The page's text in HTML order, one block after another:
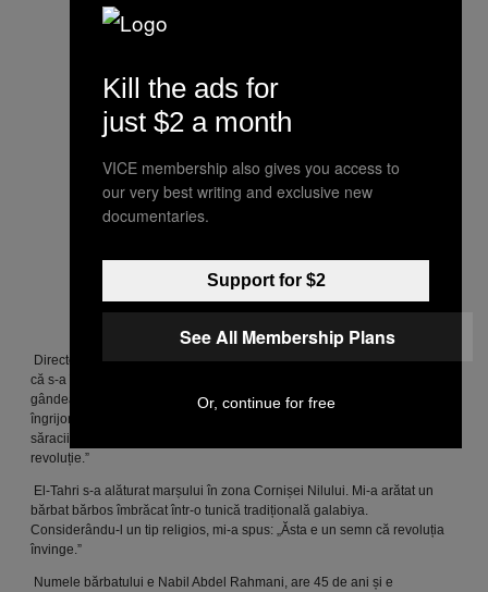
Directoarea de bancă Nermine El-Tahri, în vârstă de 51 de ani, a spus
că s-a întors în Egipt în 2008, după ce a trăit ani de zile în Anglia, dar se
gândea să plece din nou, pentru că se temea de puterea Frăției și era
îngrijorată în privința economiei. „Am făcut revoluția asta pentru a salva
săracii,” a spus ea. „Dar acum le merge mai rău decât înainte de
revoluție.”
El-Tahri s-a alăturat marșului în zona Cornișei Nilului. Mi-a arătat un
bărbat bărbos îmbrăcat într-o tunică tradițională galabiya.
Considerându-l un tip religios, mi-a spus: „Ăsta e un semn că revoluția
învinge.”
Numele bărbatului e Nabil Abdel Rahmani, are 45 de ani și e
Kill the ads for
just $2 a month
VICE membership also gives you access to
our very best writing and exclusive new
documentaries.
Support for $2
See All Membership Plans
Or, continue for free